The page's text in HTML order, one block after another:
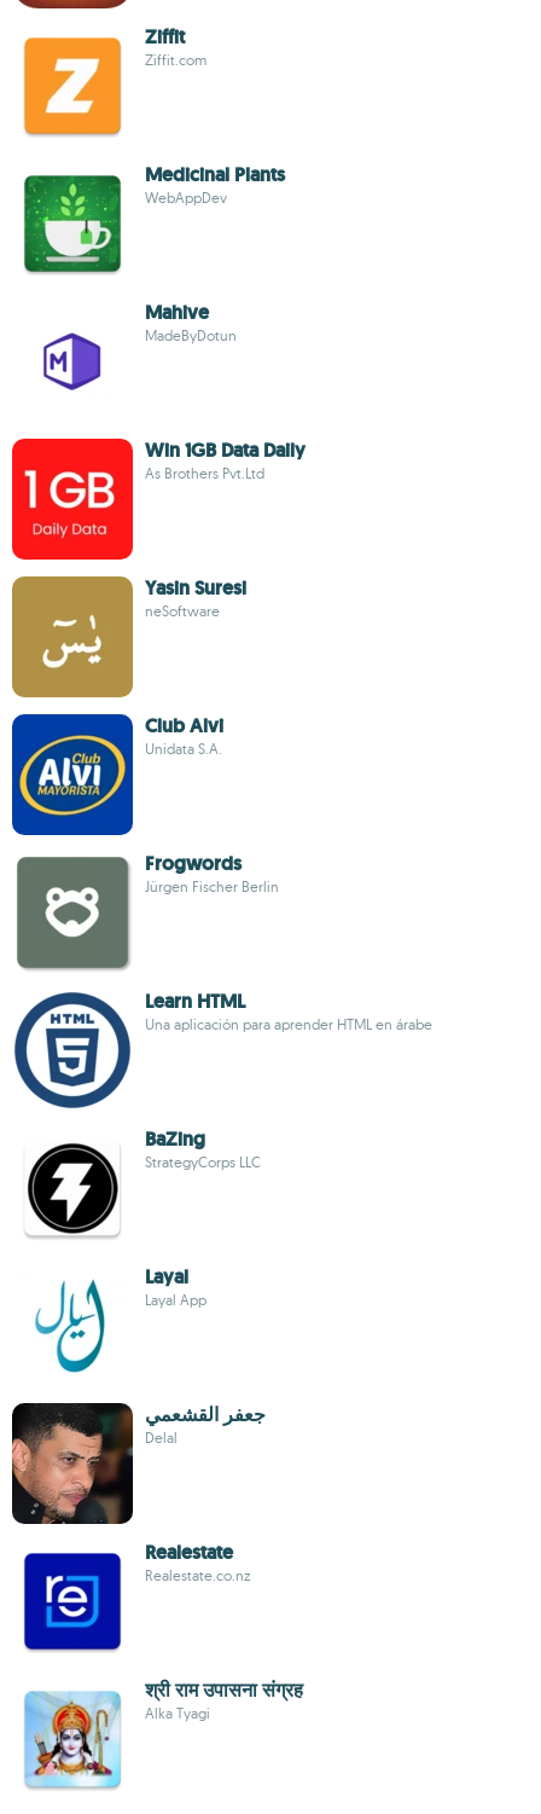
Ziffit
Ziffit.com
Medicinal Plants
WebAppDev
Mahive
MadeByDotun
Win 1GB Data Daily
As Brothers Pvt.Ltd
Yasin Suresi
neSoftware
Club Alvi
Unidata S.A.
Frogwords
Jürgen Fischer Berlin
Learn HTML
Una aplicación para aprender HTML en árabe
BaZing
StrategyCorps LLC
Layal
Layal App
جعفر القشعمي
Delal
Realestate
Realestate.co.nz
श्री राम उपासना संग्रह
Alka Tyagi